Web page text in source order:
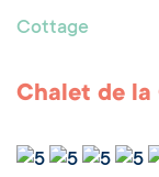
Cottage
Chalet de la